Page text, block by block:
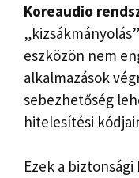
Koreaudio
eszközön nem
alkalmazások
sebezhetőség
hitelesítési
Ezek a